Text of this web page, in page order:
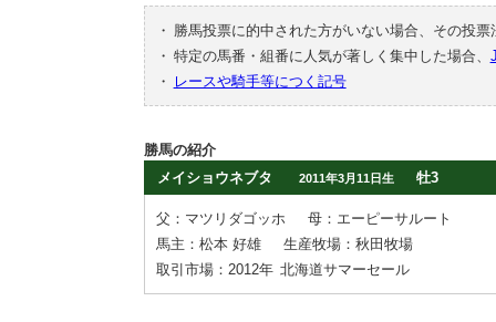
・
勝馬投票に的中された方がいない場合、その投
・ 特定の馬番・組番に人気が著しく集中した場合、
・
レースや騎手等につく記号
勝馬の紹介
メイショウネブタ
2011年3月11日生 牡3
父：マツリダゴッホ
母：エーピーサルート
馬主：松本 好雄
生産牧場：秋田牧場
取引市場：2012年 北海道サマーセール